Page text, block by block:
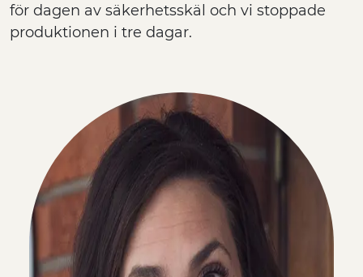
för dagen av säkerhetsskäl och vi stoppade
produktionen i tre dagar.